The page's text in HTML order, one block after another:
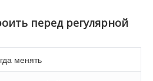
перед регулярной
менять